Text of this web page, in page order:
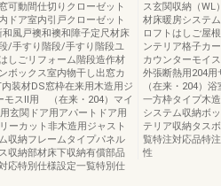
可動間仕切りクローゼット
ドア室内引戸クローゼット
風戸襖和襖和障子定尺材床
/手すり階段/手すり階段ユ
しごリフォーム階段造作材
ボックス室内物干し出窓カ
装材DS窓枠在来用木造用ジ
モスⅡ用 （在来・204）マイ
玄関ドア用アパートドア用
ーカット非木造用ジャスト
収納フレームタイプパネル
収納部材床下収納有償部品
応特別仕様設定一覧特別仕
ス玄関収納（WL
材床暖房システ
ロフトはしご屋
ンテリア格子カ
カウンターモイ
外張断熱用204
（在来・204）
一方枠タイプ木
システム収納ボ
テリア収納タス
覧特注対応品特
性